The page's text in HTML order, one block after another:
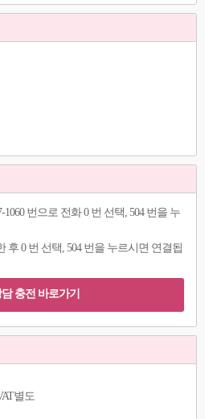
번으로 전화 0 번 선택, 504 번을 누
후 0 번 선택, 504 번을 누르시면 연결됩
충전 바로가기
별도